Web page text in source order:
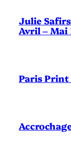
Julie
Avril – Mai
Paris Print